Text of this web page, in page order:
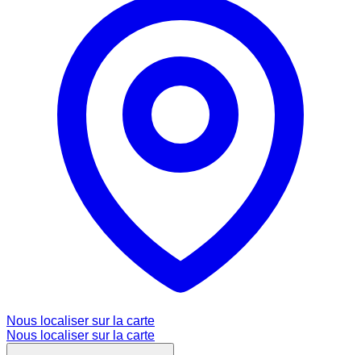
Nous localiser sur la carte
Nous localiser sur la carte